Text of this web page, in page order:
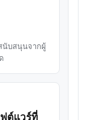
นับสนุนจากผู้
ต์แวร์ที่